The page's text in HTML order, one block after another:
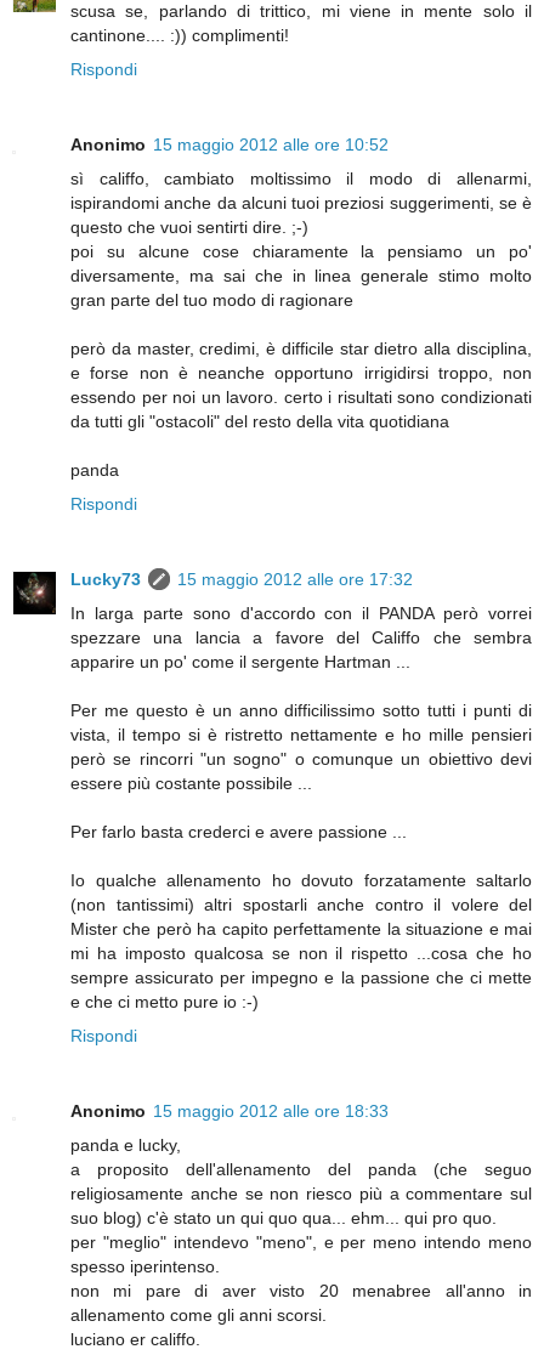
scusa se, parlando di trittico, mi viene in mente solo il
cantinone.... :)) complimenti!
Rispondi
Anonimo 15 maggio 2012 alle ore 10:52
sì califfo, cambiato moltissimo il modo di allenarmi,
ispirandomi anche da alcuni tuoi preziosi suggerimenti, se è
questo che vuoi sentirti dire. ;-)
poi su alcune cose chiaramente la pensiamo un po'
diversamente, ma sai che in linea generale stimo molto
gran parte del tuo modo di ragionare
però da master, credimi, è difficile star dietro alla disciplina,
e forse non è neanche opportuno irrigidirsi troppo, non
essendo per noi un lavoro. certo i risultati sono condizionati
da tutti gli "ostacoli" del resto della vita quotidiana
panda
Rispondi
Lucky73
15 maggio 2012 alle ore 17:32
In larga parte sono d'accordo con il PANDA però vorrei
spezzare una lancia a favore del Califfo che sembra
apparire un po' come il sergente Hartman ...
Per me questo è un anno difficilissimo sotto tutti i punti di
vista, il tempo si è ristretto nettamente e ho mille pensieri
però se rincorri "un sogno" o comunque un obiettivo devi
essere più costante possibile ...
Per farlo basta crederci e avere passione ...
Io qualche allenamento ho dovuto forzatamente saltarlo
(non tantissimi) altri spostarli anche contro il volere del
Mister che però ha capito perfettamente la situazione e mai
mi ha imposto qualcosa se non il rispetto ...cosa che ho
sempre assicurato per impegno e la passione che ci mette
e che ci metto pure io :-)
Rispondi
Anonimo 15 maggio 2012 alle ore 18:33
panda e lucky,
a proposito dell'allenamento del panda (che seguo
religiosamente anche se non riesco più a commentare sul
suo blog) c'è stato un qui quo qua... ehm... qui pro quo.
per "meglio" intendevo "meno", e per meno intendo meno
spesso iperintenso.
non mi pare di aver visto 20 menabree all'anno in
allenamento come gli anni scorsi.
luciano er califfo.